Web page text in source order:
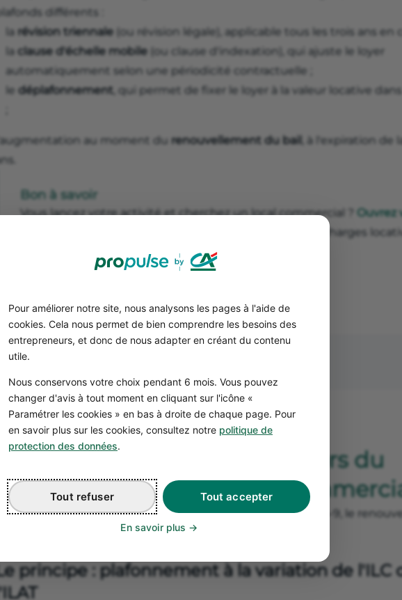
Pour améliorer notre site, nous analysons les pages à l'aide de
cookies. Cela nous permet de bien comprendre les besoins des
entrepreneurs, et donc de nous adapter en créant du contenu
utile.
Nous conservons votre choix pendant 6 mois. Vous pouvez
changer d'avis à tout moment en cliquant sur l'icône «
Paramétrer les cookies » en bas à droite de chaque page. Pour
en savoir plus sur les cookies, consultez notre politique de
protection des données.
Tout accepter
Tout refuser
En savoir plus
différents :
la révision triennale (ou révision légale), applicable tous les trois ans en
la clause d'échelle mobile (ou clause d'indexation), qui ajuste le loyer
automatiquement selon une périodicité contractuelle ;
le déplafonnement , qui permet de fixer le loyer à la valeur locative
au moment du renouvellement du bail
, à l'expiration de
Bon à savoir
Vous lancez votre activité et cherchez un local commercial ? Ouvrez
pour piloter votre budget et anticiper vos charges
on augmenter le loyer lors du
d’un bail
le moment clé pour le bailleur : à l'échéance du bail 3-6-9, le
réévaluer le loyer.
principe : plafonnement à la variation de l'ILC